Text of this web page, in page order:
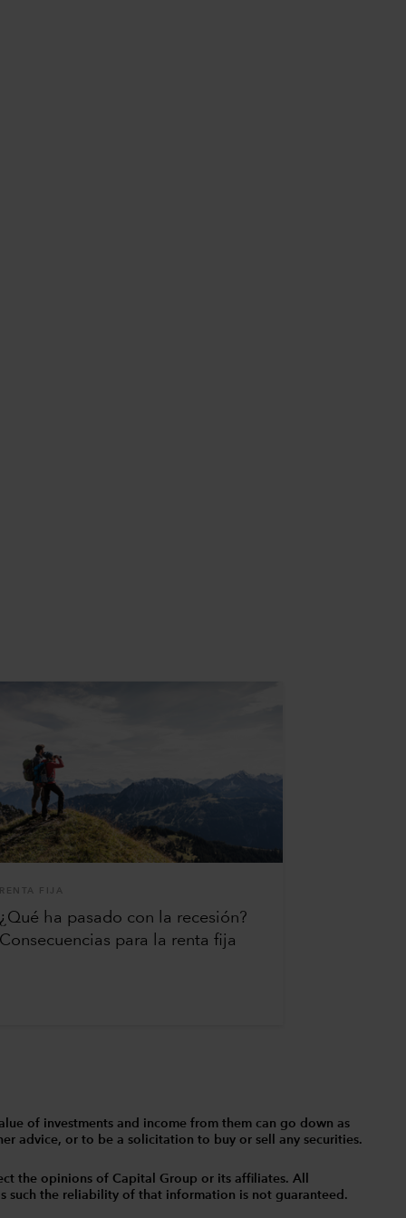
RENTA FIJA
¿Qué ha pasado con la recesión?
Consecuencias para la renta fija
of investments and income from them can go down as
advice, or to be a solicitation to buy or sell any securities.
the opinions of Capital Group or its affiliates. All
such the reliability of that information is not guaranteed.